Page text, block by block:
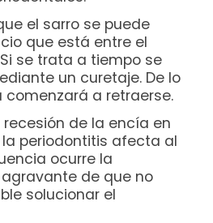
el sarro se puede
que está entre el
se trata a tiempo se
un curetaje. De lo
comenzará a retraerse.
de la encía en
periodontitis afecta al
ocurre la
de que no
solucionar el